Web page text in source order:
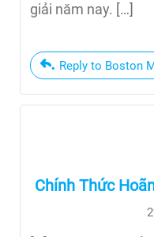
giải năm nay. […]
Reply to Boston
Chính Thức